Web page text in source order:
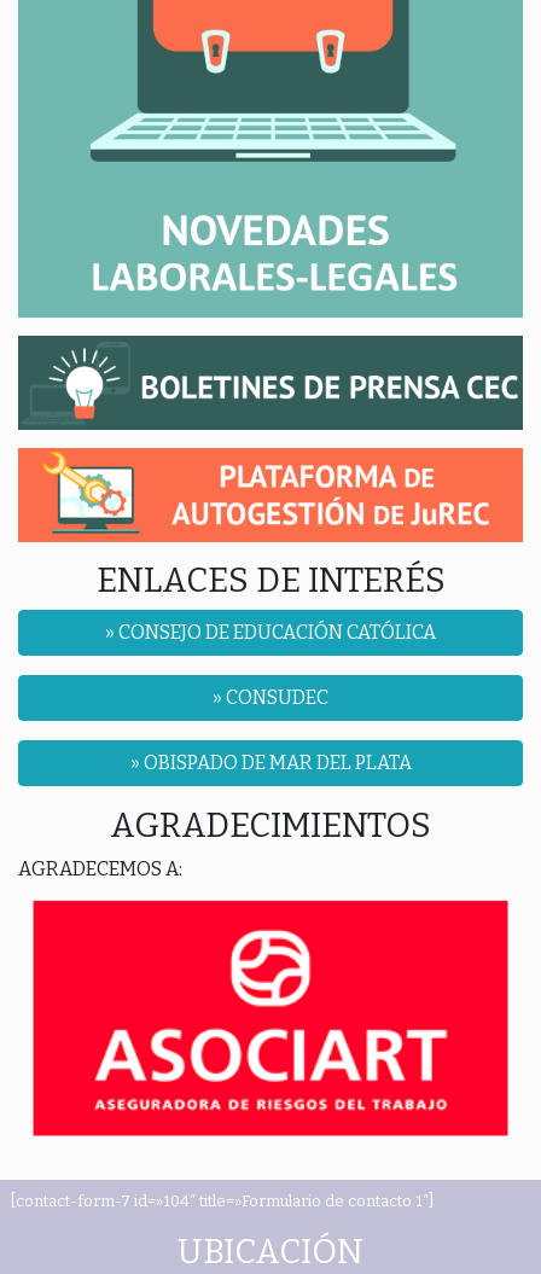
ENLACES DE INTERÉS
» CONSEJO DE EDUCACIÓN CATÓLICA
» CONSUDEC
» OBISPADO DE MAR DEL PLATA
AGRADECIMIENTOS
AGRADECEMOS A:
[contact-form-7 id=»104″ title=»Formulario de contacto 1″]
UBICACIÓN